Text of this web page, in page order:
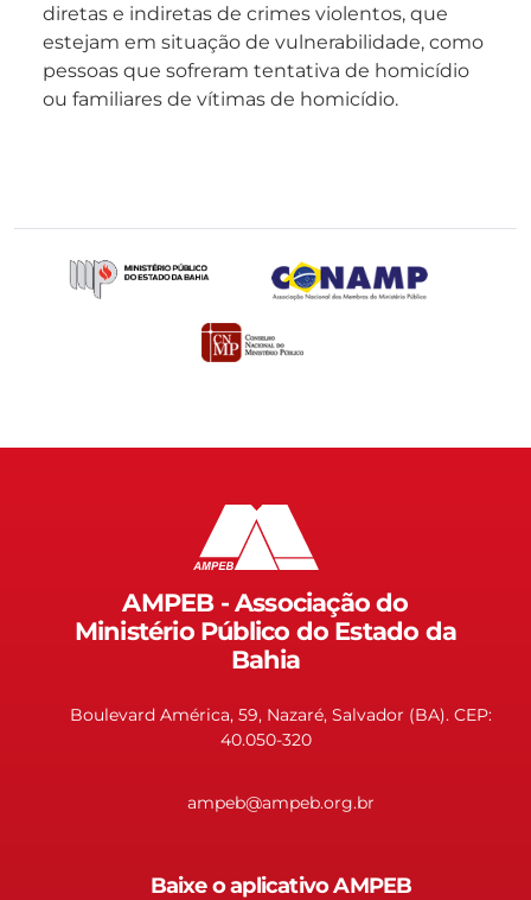
diretas e indiretas de crimes violentos, que
estejam em situação de vulnerabilidade, como
pessoas que sofreram tentativa de homicídio
ou familiares de vítimas de homicídio.
AMPEB - Associação do
Ministério Público do Estado da
Bahia
Boulevard América, 59, Nazaré, Salvador (BA). CEP:
40.050-320
ampeb@ampeb.org.br
Baixe o aplicativo AMPEB